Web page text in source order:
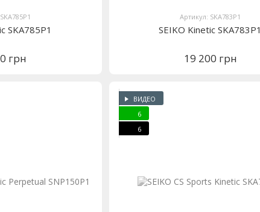
SKA785P1
грн
Артикул: SKA783P1
SEIKO Kinetic SKA783P1
19 200 грн
ВИДЕО
6
6